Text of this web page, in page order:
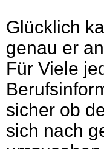
Glücklich
genau er
Für Viele
sicher ob
sich nach